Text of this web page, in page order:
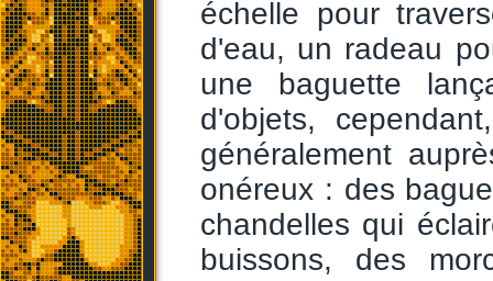
échelle pour
d'eau, un radeau
une baguette
d'objets,
généralement
onéreux : des
chandelles qui
buissons, des